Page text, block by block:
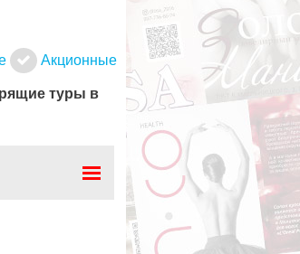
Акционные
туры в